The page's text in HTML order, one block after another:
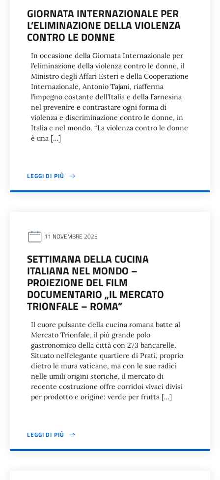
GIORNATA INTERNAZIONALE PER
L’ELIMINAZIONE DELLA VIOLENZA
CONTRO LE DONNE
In occasione della Giornata Internazionale per
l’eliminazione della violenza contro le donne, il
Ministro degli Affari Esteri e della Cooperazione
Internazionale, Antonio Tajani, riafferma
l’impegno costante dell’Italia e della Farnesina
nel prevenire e contrastare ogni forma di
violenza e discriminazione contro le donne, in
Italia e nel mondo. “La violenza contro le donne
è una […]
LEGGI DI PIÙ
11 NOVEMBRE 2025
SETTIMANA DELLA CUCINA
ITALIANA NEL MONDO –
PROIEZIONE DEL FILM
DOCUMENTARIO „IL MERCATO
TRIONFALE – ROMA”
Il cuore pulsante della cucina romana batte al
Mercato Trionfale, il più grande polo
gastronomico della città con 273 bancarelle.
Situato nell’elegante quartiere di Prati, proprio
dietro le mura vaticane, ma con le sue radici
nelle umili origini storiche, il mercato di
recente costruzione offre corridoi vivaci divisi
per prodotto e origine: verde per frutta […]
LEGGI DI PIÙ